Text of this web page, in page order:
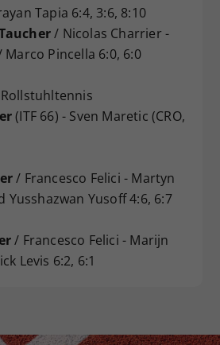
Tapia 6:4, 3:6, 8:10
/ Nicolas Charrier -
Marco Pincella 6:0, 6:0
Rollstuhltennis
(ITF 66) - Sven Maretic (CRO,
/ Francesco Felici - Martyn
Yusshazwan Yusoff 4:6, 6:7
/ Francesco Felici - Marijn
Levis 6:2, 6:1